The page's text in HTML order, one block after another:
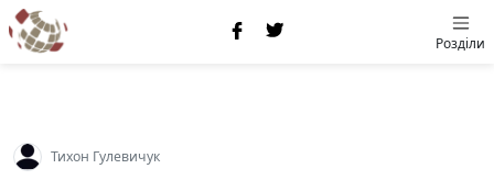
Розділи
Тихон Гулевичук